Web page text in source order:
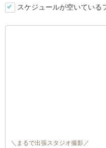
スケジュールが空いている
＼まるで出張スタジオ撮影／